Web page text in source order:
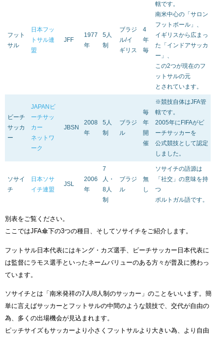
フット
サル
日本フッ
トサル連
盟
JFF
1977
年
5人
制
ブラジ
ル/イ
ギリス
4
年
毎
轄です。
南米中心の「サロン
フットボール」、
イギリスから広まっ
た「インドアサッカ
ー」、
この2つが現在のフ
ットサルの元
とされています。
ビーチ
サッカ
ー
JAPANビ
ーチサッ
カー
ネットワ
ーク
JBSN
2008
年
5人
制
ブラジ
ル
毎
年
開
催
※競技自体はJFA管
轄です。
2005年にFIFAがビ
ーチサッカーを
公式競技として認定
しました。
ソサイ
チ
日本ソサ
イチ連盟
JSL
2006
年
7
人・
8人
制
ブラジ
ル
無
し
ソサイチの語源は
「社交」の意味を持
つ
ポルトガル語です。
別表をご覧ください。
ここではJFA傘下の3つの種目、そしてソサイチをご紹介します。
フットサル日本代表にはキング・カズ選手、ビーチサッカー日本代表に
は監督にラモス選手といったネームバリューのある方々が普及に携わっ
ています。
ソサイチとは「南米発祥の7人/8人制のサッカー」のことをいいます。簡
単に言えばサッカーとフットサルの中間のような競技で、交代が自由の
為、多くの出場機会が見込まれます。
ピッチサイズもサッカーより小さくフットサルより大きい為、より自由